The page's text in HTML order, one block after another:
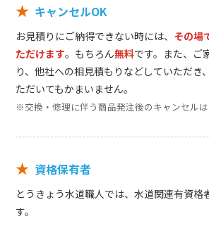
★ キャンセルOK
お見積りにご納得できない時には、 その場
ただけます。もちろん無料です。また、ご
り、他社への相見積もりなどしていただき
ただいてもかまいません。
※交換・修理に伴う商品発注後のキャンセルは
★ 資格保有者
とうきょう水道職人では、水道関連有資格
す。